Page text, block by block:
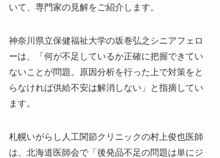
いて、専門家の見解をご紹介します。
神奈川県立保健福祉大学の坂巻弘之シニアフェロ
ーは、「何が不足しているか正確に把握できてい
ないことが問題。原因分析を行った上で対策をと
らなければ供給不安は解消しない」と指摘してい
ます。
札幌いがらし人工関節クリニックの村上俊也医師
は、北海道医師会で「後発品不足の問題は単にジ